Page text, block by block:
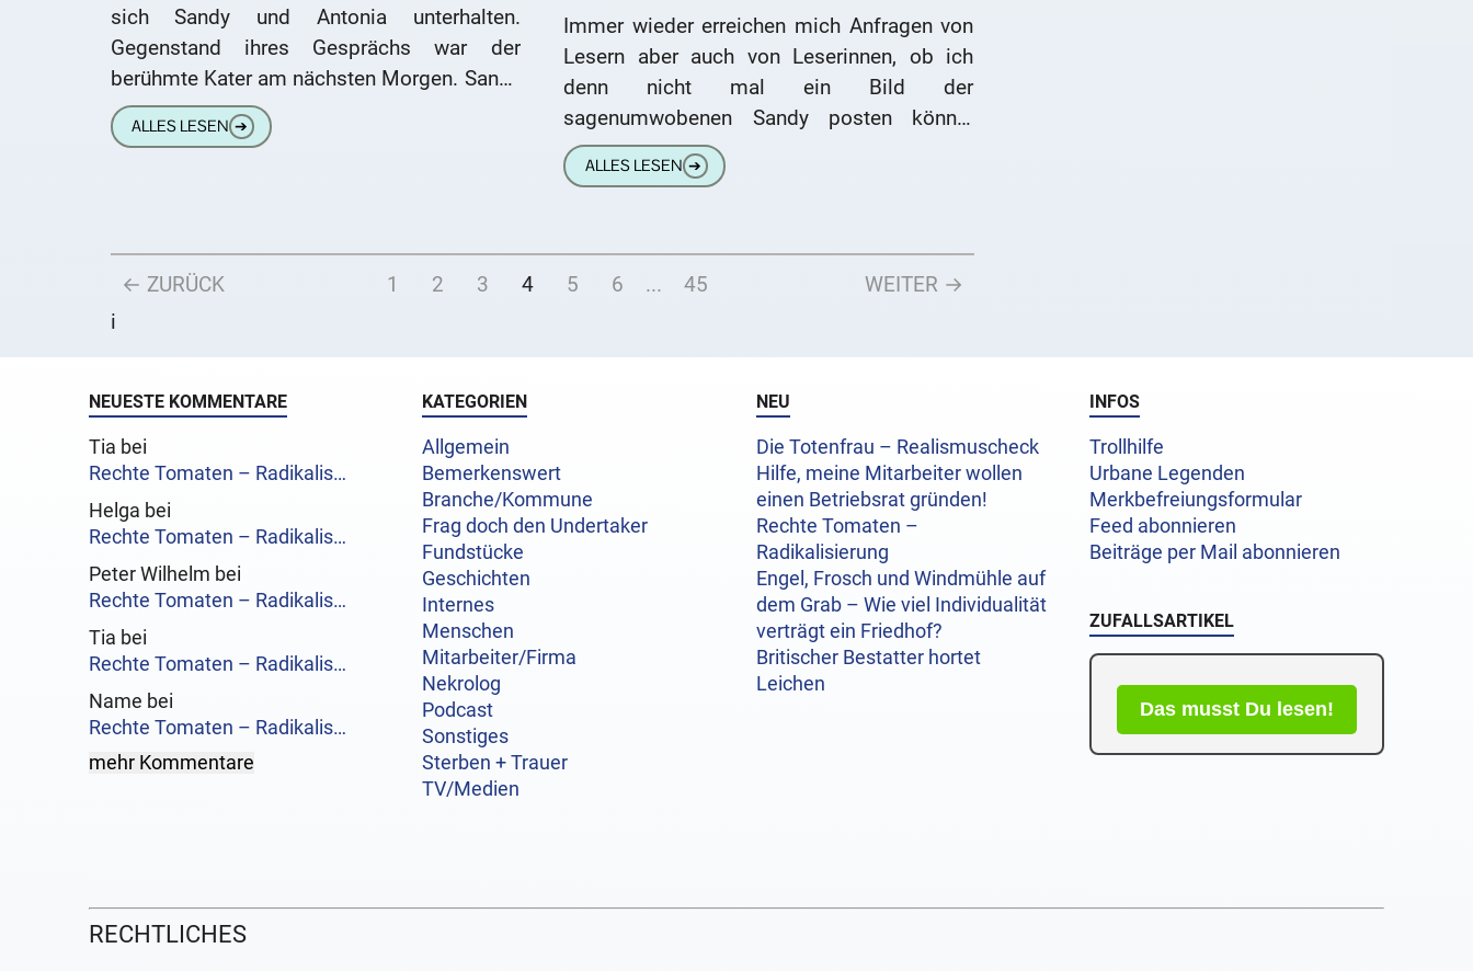
sich Sandy und Antonia unterhalten.
Gegenstand ihres Gesprächs war der
berühmte Kater am nächsten Morgen. Sandy
winkte ab: „Ist doch kein Problem, da
ALLES LESEN ➔
Immer wieder erreichen mich Anfragen von
Lesern aber auch von Leserinnen, ob ich
denn nicht mal ein Bild der
sagenumwobenen Sandy posten könne.
Nein, kann ich nicht. Sandy hat nach
ALLES LESEN ➔
← ZURÜCK 1 2 3 4 5 6 ... 45
WEITER →
i
NEUESTE KOMMENTARE
Tia bei
Rechte Tomaten – Radikalis…
Helga bei
Rechte Tomaten – Radikalis…
Peter Wilhelm bei
Rechte Tomaten – Radikalis…
Tia bei
Rechte Tomaten – Radikalis…
Name bei
Rechte Tomaten – Radikalis…
mehr Kommentare
KATEGORIEN
Allgemein
Bemerkenswert
Branche/Kommune
Frag doch den Undertaker
Fundstücke
Geschichten
Internes
Menschen
Mitarbeiter/Firma
Nekrolog
Podcast
Sonstiges
Sterben + Trauer
TV/Medien
NEU
Die Totenfrau – Realismuscheck
Hilfe, meine Mitarbeiter wollen
einen Betriebsrat gründen!
Rechte Tomaten –
Radikalisierung
Engel, Frosch und Windmühle auf
dem Grab – Wie viel Individualität
verträgt ein Friedhof?
Britischer Bestatter hortet
Leichen
INFOS
Trollhilfe
Urbane Legenden
Merkbefreiungsformular
Feed abonnieren
Beiträge per Mail abonnieren
ZUFALLSARTIKEL
Das musst Du lesen!
RECHTLICHES